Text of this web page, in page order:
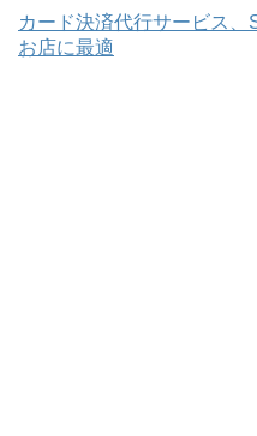
カード決済代行サービス
お店に最適